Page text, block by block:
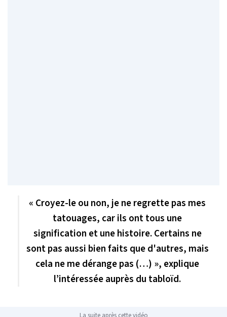
« Croyez-le ou non, je ne regrette pas mes
tatouages, car ils ont tous une
signification et une histoire. Certains ne
sont pas aussi bien faits que d'autres, mais
cela ne me dérange pas (…) », explique
l’intéressée auprès du tabloïd.